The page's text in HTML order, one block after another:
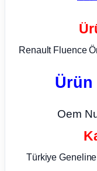
Renault Fluence
Ürün
Oem
Türkiye